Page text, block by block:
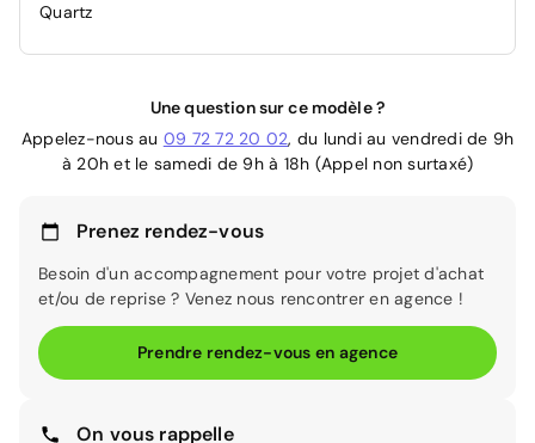
Quartz
Une question sur ce modèle ?
Appelez-nous au 09 72 72 20 02, du lundi au vendredi de 9h
à 20h et le samedi de 9h à 18h (Appel non surtaxé)
Prenez rendez-vous
Besoin d'un accompagnement pour votre projet d'achat
et/ou de reprise ? Venez nous rencontrer en agence !
Prendre rendez-vous en agence
On vous rappelle